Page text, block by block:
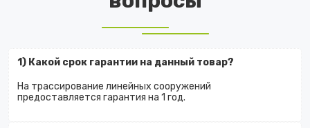
1) Какой срок гарантии на данный товар?
На трассирование линейных сооружений
предоставляется гарантия на 1 год.